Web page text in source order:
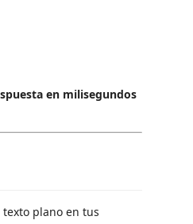
en milisegundos
texto plano en tus